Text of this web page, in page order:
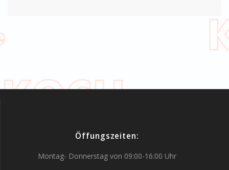
Öffungszeiten:
Montag- Donnerstag von 09:00-16:00 Uhr